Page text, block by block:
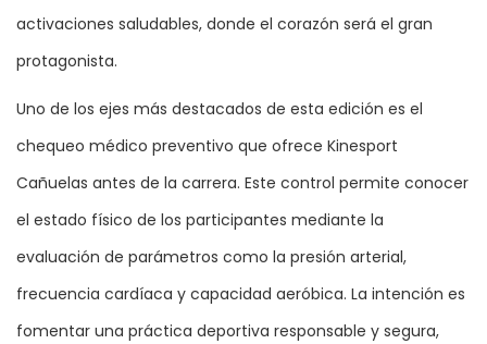
activaciones saludables, donde el corazón será el gran
protagonista.
Uno de los ejes más destacados de esta edición es el
chequeo médico preventivo que ofrece Kinesport
Cañuelas antes de la carrera. Este control permite conocer
el estado físico de los participantes mediante la
evaluación de parámetros como la presión arterial,
frecuencia cardíaca y capacidad aeróbica. La intención es
fomentar una práctica deportiva responsable y segura,